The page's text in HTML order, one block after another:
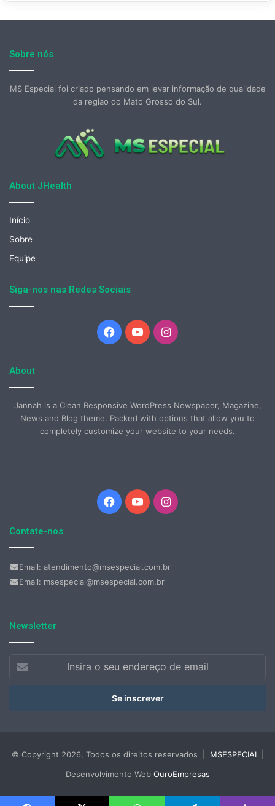
Sobre nós
MS Especial foi criado pensando em levar informação de qualidade
da regiao do Mato Grosso do Sul.
About JHealth
Início
Sobre
Equipe
Siga-nos nas Redes Sociais
Facebook
YouTubeInstagram
About
Jannah is a Clean Responsive WordPress Newspaper, Magazine,
News and Blog theme. Packed with options that allow you to
completely customize your website to your needs.
Facebook
YouTubeInstagram
Contate-nos
Email: atendimento@msespecial.com.br
Email: msespecial@msespecial.com.br
Newsletter
© Copyright 2026, Todos os direitos reservados | MSESPECIAL
Desenvolvimento Web OuroEmpresas